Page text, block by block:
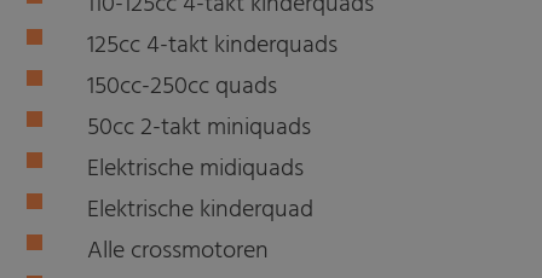
125cc 4-takt kinderquads
150cc-250cc quads
50cc 2-takt miniquads
Elektrische midiquads
Elektrische kinderquad
Alle crossmotoren